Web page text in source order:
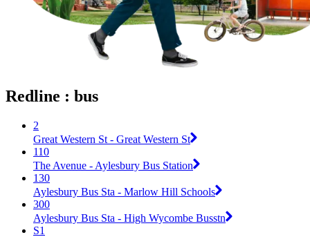
Redline : bus
2
Great Western St - Great Western St
110
The Avenue - Aylesbury Bus Station
130
Aylesbury Bus Sta - Marlow Hill Schools
300
Aylesbury Bus Sta - High Wycombe Busstn
S1